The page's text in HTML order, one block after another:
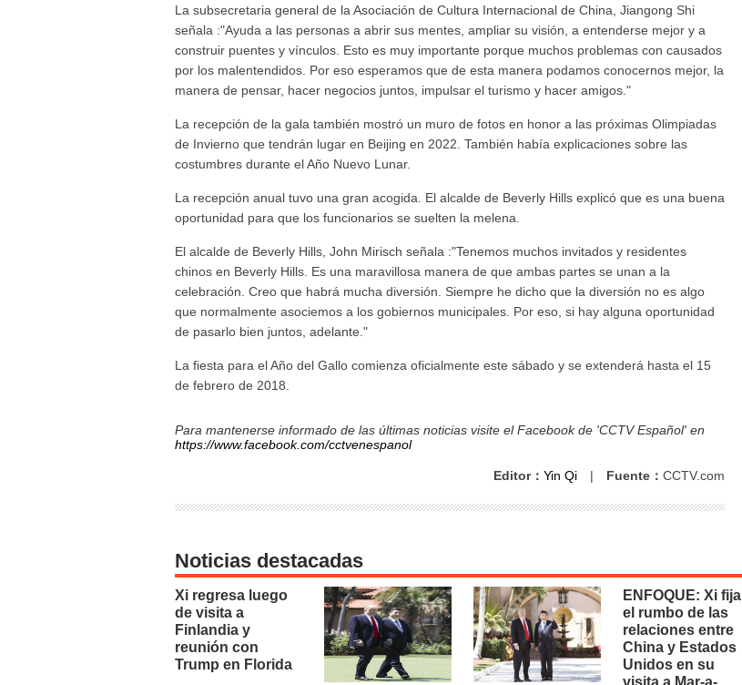
La subsecretaria general de la Asociación de Cultura Internacional de China, Jiangong Shi
señala :"Ayuda a las personas a abrir sus mentes, ampliar su visión, a entenderse mejor y a
construir puentes y vínculos. Esto es muy importante porque muchos problemas con causados
por los malentendidos. Por eso esperamos que de esta manera podamos conocernos mejor, la
manera de pensar, hacer negocios juntos, impulsar el turismo y hacer amigos."
La recepción de la gala también mostró un muro de fotos en honor a las próximas Olimpiadas
de Invierno que tendrán lugar en Beijing en 2022. También había explicaciones sobre las
costumbres durante el Año Nuevo Lunar.
La recepción anual tuvo una gran acogida. El alcalde de Beverly Hills explicó que es una buena
oportunidad para que los funcionarios se suelten la melena.
El alcalde de Beverly Hills, John Mirisch señala :"Tenemos muchos invitados y residentes
chinos en Beverly Hills. Es una maravillosa manera de que ambas partes se unan a la
celebración. Creo que habrá mucha diversión. Siempre he dicho que la diversión no es algo
que normalmente asociemos a los gobiernos municipales. Por eso, si hay alguna oportunidad
de pasarlo bien juntos, adelante."
La fiesta para el Año del Gallo comienza oficialmente este sábado y se extenderá hasta el 15
de febrero de 2018.
Para mantenerse informado de las últimas noticias visite el Facebook de 'CCTV Español' en
https://www.facebook.com/cctvenespanol
Editor： Yin Qi | Fuente： CCTV.com
Noticias destacadas
Xi regresa luego
de visita a
Finlandia y
reunión con
Trump en Florida
ENFOQUE: Xi fija
el rumbo de las
relaciones entre
China y Estados
Unidos en su
visita a Mar-a-